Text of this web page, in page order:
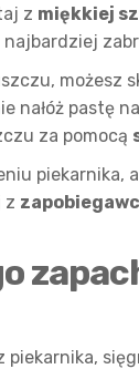
z miękkiej
możesz
nałóż pastę
za pomocą
piekarnika,
z